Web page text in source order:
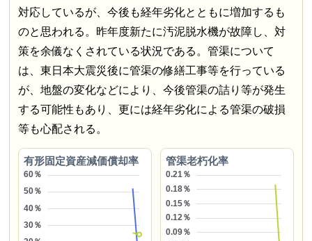
対応しているが、今後も経年劣化とともに増加するも
のと思われる。昨年度新たに汚泥脱水機が故障し、対
策を余儀なくされている状況である。管渠について
は、東日本大震災後に管渠の修繕工事等を行っている
が、地盤の変化などにより、今後管渠の詰り等が発生
する可能性もあり、更には経年劣化による管渠の破損
等も心配される。
有形固定資産減価償却率 管渠老朽化率